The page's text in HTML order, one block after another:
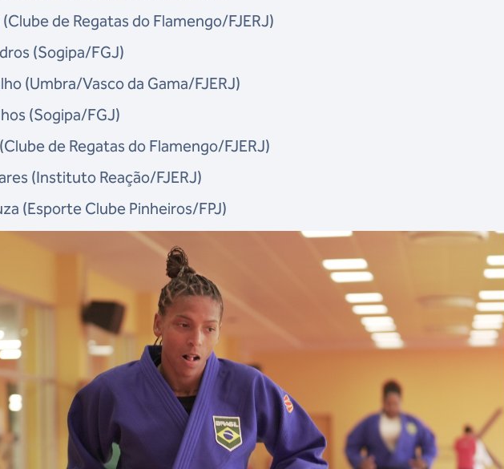
de Regatas do Flamengo/FJERJ)
(Sogipa/FGJ)
(Umbra/Vasco da Gama/FJERJ)
(Sogipa/FGJ)
de Regatas do Flamengo/FJERJ)
(Instituto Reação/FJERJ)
(Esporte Clube Pinheiros/FPJ)